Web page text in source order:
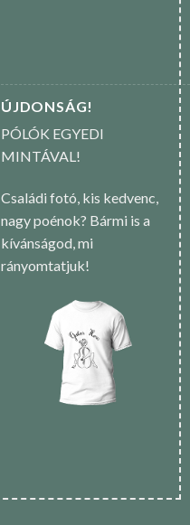
ÚJDONSÁG!
PÓLÓK EGYEDI
MINTÁVAL!
Családi fotó, kis kedvenc,
nagy poénok? Bármi is a
kívánságod, mi
rányomtatjuk!